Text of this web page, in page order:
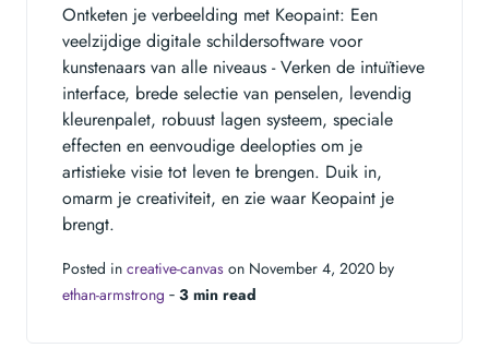
Ontketen je verbeelding met Keopaint: Een
veelzijdige digitale schildersoftware voor
kunstenaars van alle niveaus - Verken de intuïtieve
interface, brede selectie van penselen, levendig
kleurenpalet, robuust lagen systeem, speciale
effecten en eenvoudige deelopties om je
artistieke visie tot leven te brengen. Duik in,
omarm je creativiteit, en zie waar Keopaint je
brengt.
Posted in creative-canvas on November 4, 2020 by
ethan-armstrong ‐ 3 min read